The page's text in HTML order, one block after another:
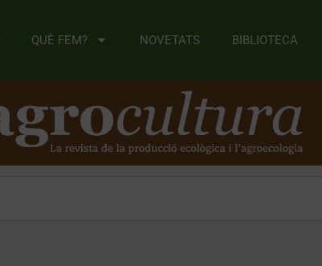
QUÈ FEM? NOVETATS BIBLIOTECA